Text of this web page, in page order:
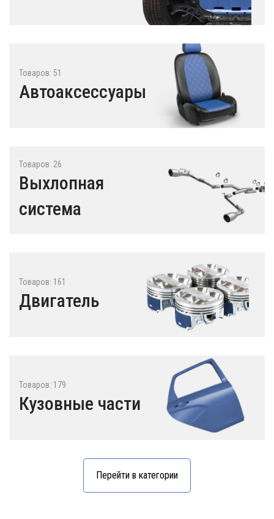
Товаров: 51
Автоаксессуары
Товаров: 26
Выхлопная
система
Товаров: 161
Двигатель
Товаров: 179
Кузовные части
Перейти в категории